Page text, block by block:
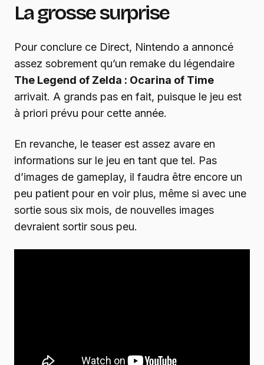
La grosse surprise
Pour conclure ce Direct, Nintendo a annoncé
assez sobrement qu’un remake du légendaire
The Legend of Zelda : Ocarina of Time
arrivait. A grands pas en fait, puisque le jeu est
à priori prévu pour cette année.
En revanche, le teaser est assez avare en
informations sur le jeu en tant que tel. Pas
d’images de gameplay, il faudra être encore un
peu patient pour en voir plus, même si avec une
sortie sous six mois, de nouvelles images
devraient sortir sous peu.